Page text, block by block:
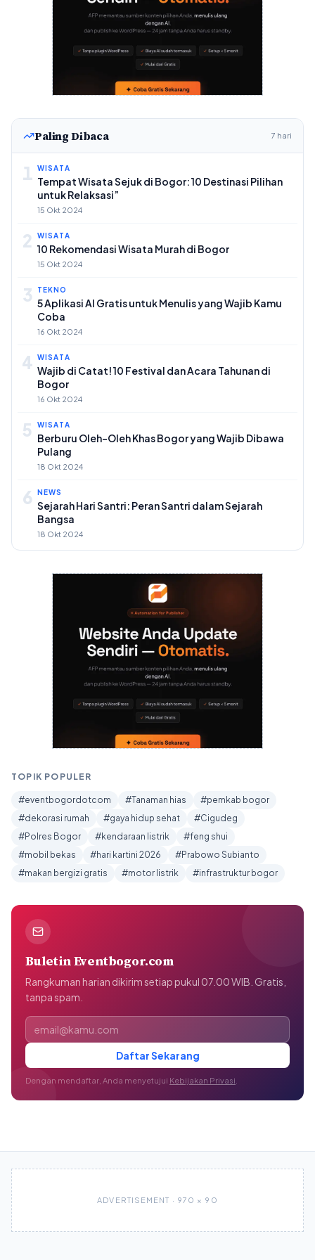
Paling Dibaca 7 hari
1 WISATA
Tempat Wisata Sejuk di Bogor: 10 Destinasi Pilihan
untuk Relaksasi”
15 Okt 2024
2 WISATA
10 Rekomendasi Wisata Murah di Bogor
15 Okt 2024
3 TEKNO
5 Aplikasi AI Gratis untuk Menulis yang Wajib Kamu
Coba
16 Okt 2024
4 WISATA
Wajib di Catat! 10 Festival dan Acara Tahunan di
Bogor
16 Okt 2024
5 WISATA
Berburu Oleh-Oleh Khas Bogor yang Wajib Dibawa
Pulang
18 Okt 2024
6 NEWS
Sejarah Hari Santri: Peran Santri dalam Sejarah
Bangsa
18 Okt 2024
TOPIK POPULER
#eventbogordotcom #Tanaman hias
#pemkab bogor
#dekorasi rumah
#gaya hidup sehat
#Cigudeg
#Polres Bogor
#kendaraan listrik
#feng shui
#mobil bekas
#hari kartini 2026
#Prabowo Subianto
#makan bergizi gratis
#motor listrik #infrastruktur bogor
Buletin Eventbogor.com
Rangkuman harian dikirim setiap pukul 07.00 WIB. Gratis,
tanpa spam.
Alamat email
Daftar Sekarang
Dengan mendaftar, Anda menyetujui Kebijakan Privasi
ADVERTISEMENT · 970 × 90